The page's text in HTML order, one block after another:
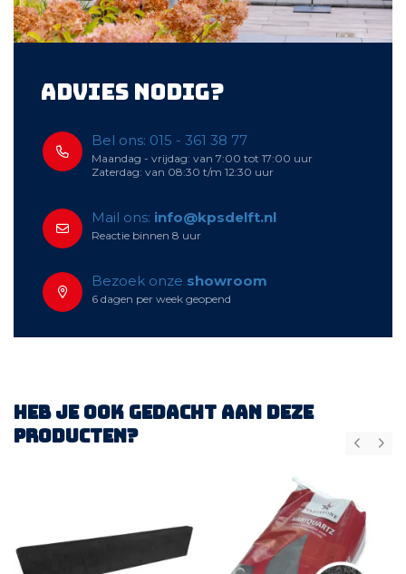
Advies nodig?
Bel ons: 015 - 361 38 77
Maandag - vrijdag: van 7:00 tot 17:00 uur
Zaterdag: van 08:30 t/m 12:30 uur
Mail ons: info@kpsdelft.nl
Reactie binnen 8 uur
Bezoek onze showroom
6 dagen per week geopend
Heb je ook gedacht aan deze
producten?